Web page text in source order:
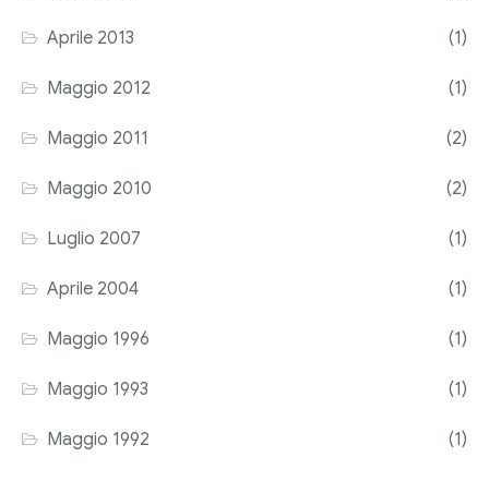
Aprile 2013 (1)
Maggio 2012 (1)
Maggio 2011 (2)
Maggio 2010 (2)
Luglio 2007 (1)
Aprile 2004 (1)
Maggio 1996 (1)
Maggio 1993 (1)
Maggio 1992 (1)